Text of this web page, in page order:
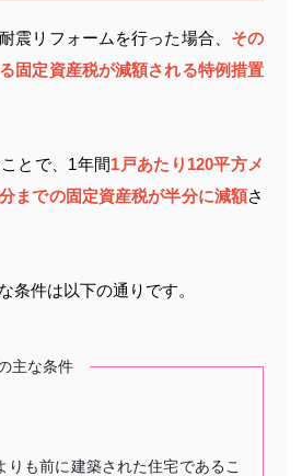
震リフォームを行った場合、 その
固定資産税が減額される特例措置
とで、1年間1戸あたり120平方メ
までの固定資産税が半分に減額さ
条件は以下の通りです。
主な条件
りも前に建築された住宅であるこ